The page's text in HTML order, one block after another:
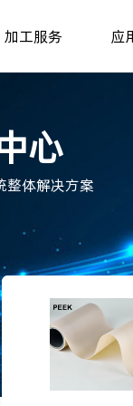
加工服务 应
心
整体解决方案